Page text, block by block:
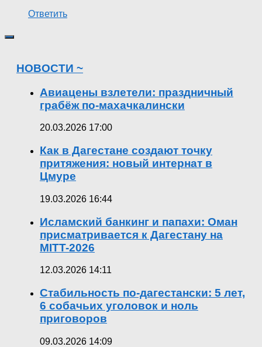
Ответить
НОВОСТИ ~
Авиацены взлетели: праздничный
грабёж по-махачкалински
20.03.2026 17:00
Как в Дагестане создают точку
притяжения: новый интернат в
Цмуре
19.03.2026 16:44
Исламский банкинг и папахи: Оман
присматривается к Дагестану на
MITT-2026
12.03.2026 14:11
Стабильность по-дагестански: 5 лет,
6 собачьих уголовок и ноль
приговоров
09.03.2026 14:09